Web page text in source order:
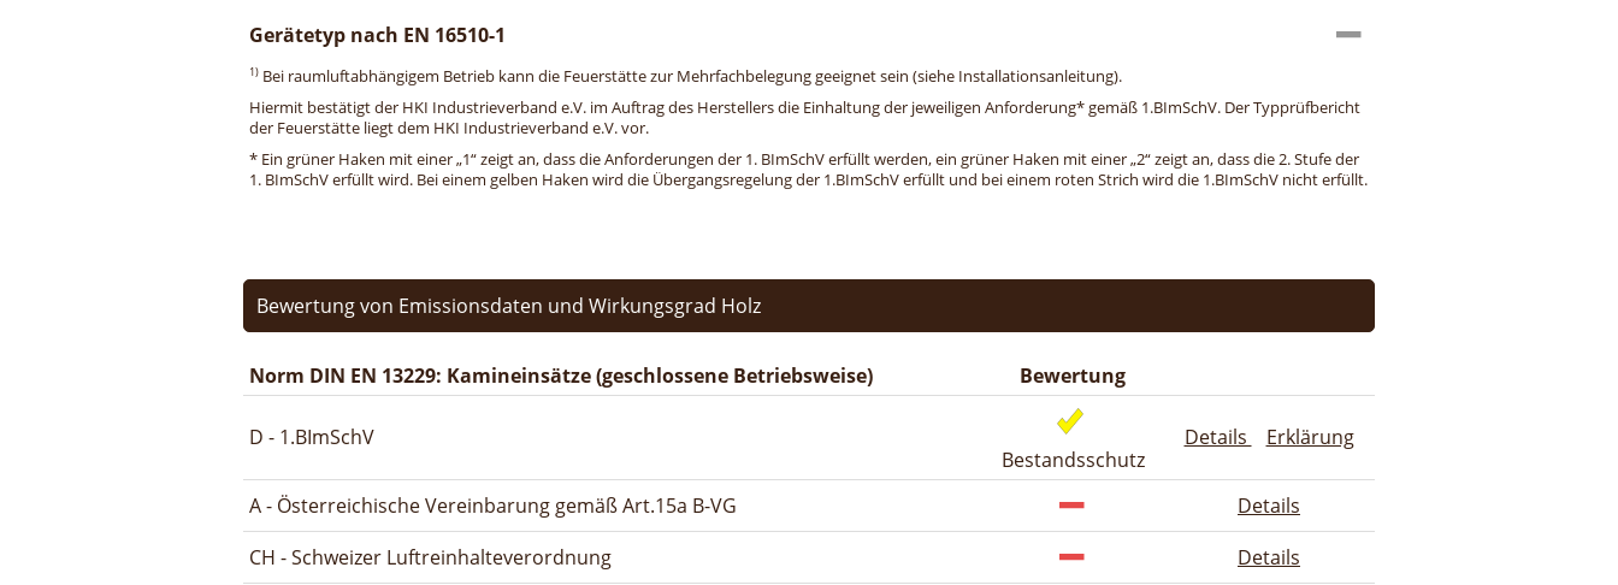
Gerätetyp nach EN 16510-1
1) Bei raumluftabhängigem Betrieb kann die Feuerstätte zur Mehrfachbelegung geeignet sein (siehe Installationsanleitung).
Hiermit bestätigt der HKI Industrieverband e.V. im Auftrag des Herstellers die Einhaltung der jeweiligen Anforderung* gemäß 1.BImSchV. Der Typprüfbericht
der Feuerstätte liegt dem HKI Industrieverband e.V. vor.
* Ein grüner Haken mit einer „1“ zeigt an, dass die Anforderungen der 1. BImSchV erfüllt werden, ein grüner Haken mit einer „2“ zeigt an, dass die 2. Stufe der
1. BImSchV erfüllt wird. Bei einem gelben Haken wird die Übergangsregelung der 1.BImSchV erfüllt und bei einem roten Strich wird die 1.BImSchV nicht erfüllt.
Bewertung von Emissionsdaten und Wirkungsgrad Holz
Norm DIN EN 13229: Kamineinsätze (geschlossene Betriebsweise) Bewertung
D - 1.BImSchV
Bestandsschutz
Details Erklärung
A - Österreichische Vereinbarung gemäß Art.15a B-VG
Details
CH - Schweizer Luftreinhalteverordnung
Details